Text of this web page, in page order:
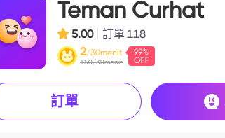
Teman Curhat
5.00 訂單 118
2/30menit
150/30menit
訂單